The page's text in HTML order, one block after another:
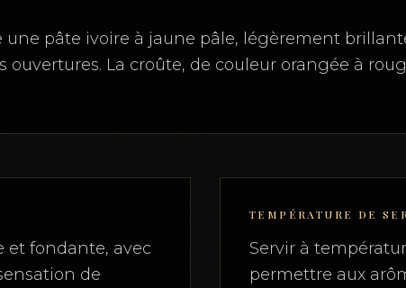
une pâte ivoire à jaune pâle, légèrement
ouvertures. La croûte, de couleur orangée à
et fondante, avec
de
TEMPÉRATURE DE
Servir à
permettre aux